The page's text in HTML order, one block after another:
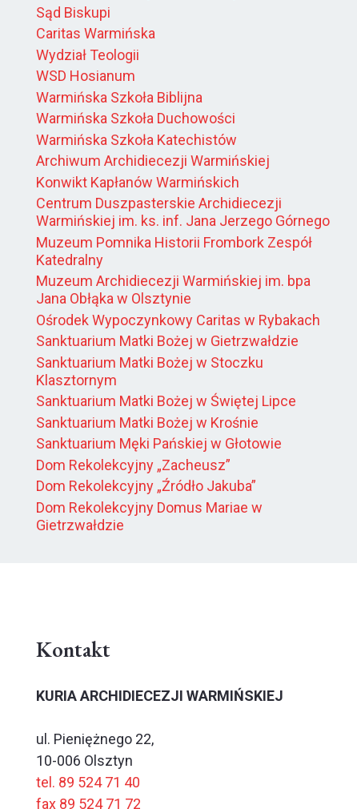
Sąd Biskupi
Caritas Warmińska
Wydział Teologii
WSD Hosianum
Warmińska Szkoła Biblijna
Warmińska Szkoła Duchowości
Warmińska Szkoła Katechistów
Archiwum Archidiecezji Warmińskiej
Konwikt Kapłanów Warmińskich
Centrum Duszpasterskie Archidiecezji
Warmińskiej im. ks. inf. Jana Jerzego Górnego
Muzeum Pomnika Historii Frombork Zespół
Katedralny
Muzeum Archidiecezji Warmińskiej im. bpa
Jana Obłąka w Olsztynie
Ośrodek Wypoczynkowy Caritas w Rybakach
Sanktuarium Matki Bożej w Gietrzwałdzie
Sanktuarium Matki Bożej w Stoczku
Klasztornym
Sanktuarium Matki Bożej w Świętej Lipce
Sanktuarium Matki Bożej w Krośnie
Sanktuarium Męki Pańskiej w Głotowie
Dom Rekolekcyjny „Zacheusz”
Dom Rekolekcyjny „Źródło Jakuba”
Dom Rekolekcyjny Domus Mariae w
Gietrzwałdzie
Kontakt
KURIA ARCHIDIECEZJI WARMIŃSKIEJ
ul. Pieniężnego 22,
10-006 Olsztyn
tel. 89 524 71 40
fax 89 524 71 72